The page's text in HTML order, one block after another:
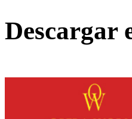
Descargar